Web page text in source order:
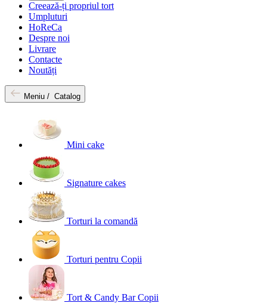
Creează-ți propriul tort
Umpluturi
HoReCa
Despre noi
Livrare
Contacte
Noutăți
Meniu / Catalog
Mini cake
Signature cakes
Torturi la comandă
Torturi pentru Copii
Tort & Candy Bar Copii